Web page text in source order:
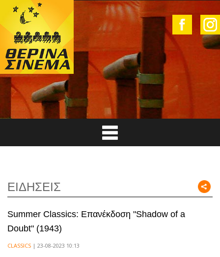
ΕΙΔΗΣΕΙΣ
Summer Classics: Επανέκδοση "Shadow of a
Doubt" (1943)
CLASSICS | 23-08-2023 10:13